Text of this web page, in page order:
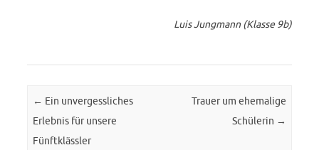
Luis Jungmann (Klasse 9b)
Post navigation
← Ein unvergessliches
Erlebnis für unsere
Fünftklässler
Trauer um ehemalige
Schülerin →